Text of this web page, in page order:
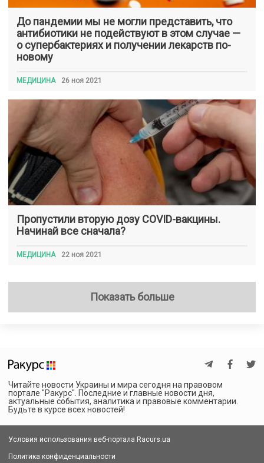
До пандемии мы не могли представить, что
антибиотики не подействуют в этом случае —
о супербактериях и получении лекарств по-
новому
МЕДИЦИНА 26 ноя 2021
Пропустили вторую дозу COVID-вакцины.
Начинай все сначала?
МЕДИЦИНА 22 ноя 2021
Показать больше
Читайте новости Украины и мира сегодня на правовом
портале "Ракурс". Последние и главные новости дня,
актуальные события, аналитика и правовые комментарии.
Будьте в курсе всех новостей!
Условия использования веб-портала Racurs.ua
Политика конфиденциальности